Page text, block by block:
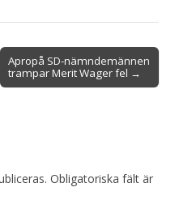
Apropå SD-nämndemännen
trampar Merit Wager fel →
Obligatoriska fält är